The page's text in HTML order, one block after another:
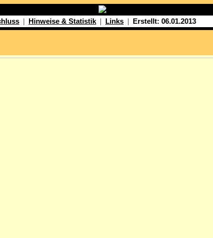
| Hinweise & Statistik | Links | Erstellt: 06.01.2013